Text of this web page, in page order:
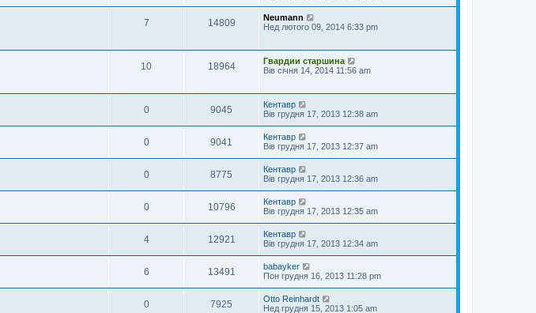
7 14809
Neumann
Нед лютого 09, 2014 6:33 pm
10 18964
Гвардии старшина
Вів січня 14, 2014 11:56 am
0 9045
Кентавр
Вів грудня 17, 2013 12:38 am
0 9041
Кентавр
Вів грудня 17, 2013 12:37 am
0 8775
Кентавр
Вів грудня 17, 2013 12:36 am
0 10796
Кентавр
Вів грудня 17, 2013 12:35 am
4 12921
Кентавр
Вів грудня 17, 2013 12:34 am
6 13491
babayker
Пон грудня 16, 2013 11:28 pm
0 7925
Otto Reinhardt
Нед грудня 15, 2013 1:05 am